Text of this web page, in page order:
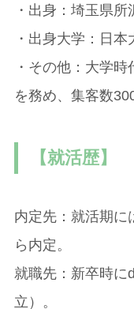
・出身：埼玉県
・出身大学：日本
・その他：大学
を務め、集客数
【就活歴】
内定先：就活期に
ら内定。
就職先：新卒時に
立）。